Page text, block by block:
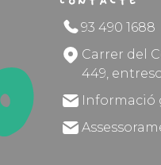
93 490 1688
Carrer del
449,
Informació